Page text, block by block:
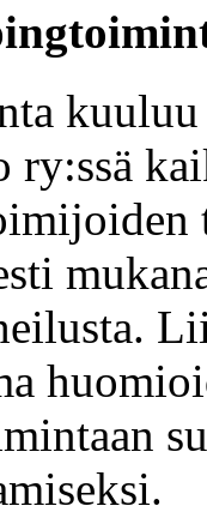
kuuluu